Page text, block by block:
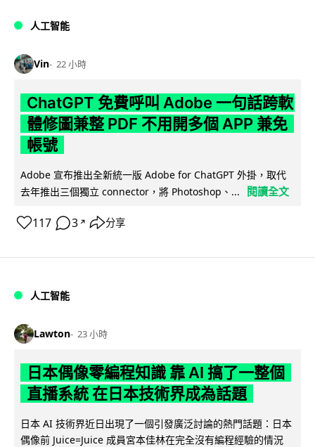
人工智能
Vin 22 小時
ChatGPT 免費呼叫 Adobe 一句話跨軟
體修圖兼整 PDF 不用開多個 APP 兼免
帳號
Adobe 宣布推出全新統一版 Adobe for ChatGPT 外掛，取代
去年推出三個獨立 connector，將 Photoshop、...
閱讀全文
117 3 ↗ 分享
人工智能
Lawton 23 小時
日本偶像零編程知識 靠 AI 搞了一整個
直播系統 在日本技術界成為話題
日本 AI 技術界近日出現了一個引發廣泛討論的熱門話題：日本
偶像前 Juice=Juice 成員宮本佳林在完全沒有編程經驗的情況